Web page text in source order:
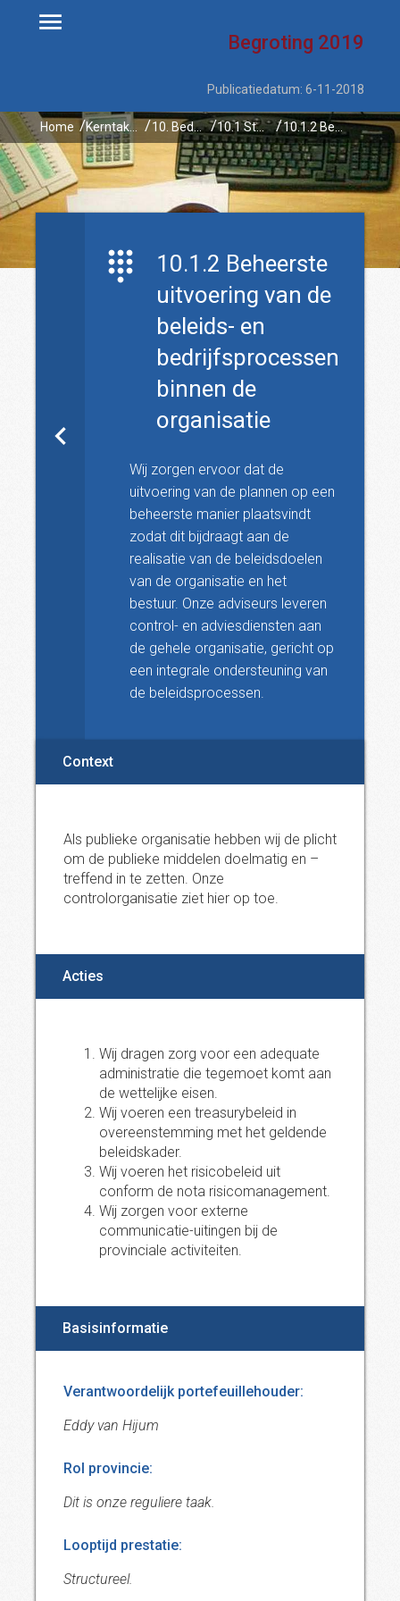
Begroting 2019
Publicatiedatum: 6-11-2018
Home 10. Bedrijfsvoering 10.1 Sturing, beheersing en verantwoording 10.1.2 Beheerste uitvoering van de beleids- en bedrijfsprocessen binnen de organisatie
10.1.2 Beheerste
uitvoering van de
beleids- en
bedrijfsprocessen
binnen de
organisatie
Wij zorgen ervoor dat de
uitvoering van de plannen op een
beheerste manier plaatsvindt
zodat dit bijdraagt aan de
realisatie van de beleidsdoelen
van de organisatie en het
bestuur. Onze adviseurs leveren
control- en adviesdiensten aan
de gehele organisatie, gericht op
een integrale ondersteuning van
de beleidsprocessen.
Context
Als publieke organisatie hebben wij de plicht
om de publieke middelen doelmatig en –
treffend in te zetten. Onze
controlorganisatie ziet hier op toe.
Acties
Wij dragen zorg voor een adequate
administratie die tegemoet komt aan
de wettelijke eisen.
Wij voeren een treasurybeleid in
overeenstemming met het geldende
beleidskader.
Wij voeren het risicobeleid uit
conform de nota risicomanagement.
Wij zorgen voor externe
communicatie-uitingen bij de
provinciale activiteiten.
Basisinformatie
Verantwoordelijk portefeuillehouder:
Eddy van Hijum
Rol provincie:
Dit is onze reguliere taak.
Looptijd prestatie:
Structureel.